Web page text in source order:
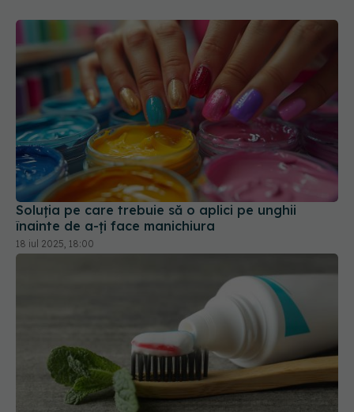
Soluția pe care trebuie să o aplici pe unghii
înainte de a-ți face manichiura
18 iul 2025, 18:00